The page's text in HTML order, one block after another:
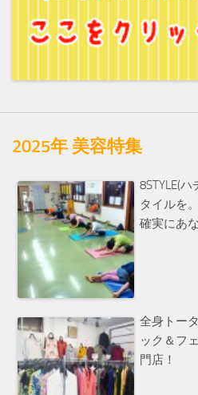
2025年 美容特集
8STYLE(
タイルを
確実にあ
全身トー
ック＆フ
門店！